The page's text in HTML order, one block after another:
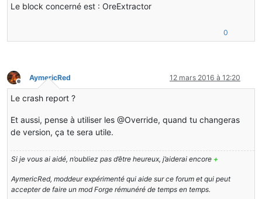
Le block concerné est : OreExtractor
0
Hors-ligne
AymericRed 12 mars 2016 à 12:20
Le crash report ?
Et aussi, pense à utiliser les @Override, quand tu changeras
de version, ça te sera utile.
Si je vous ai aidé, n’oubliez pas d’être heureux, j’aiderai encore +
AymericRed, moddeur expérimenté qui aide sur ce forum et qui peut
accepter de faire un mod Forge rémunéré de temps en temps.